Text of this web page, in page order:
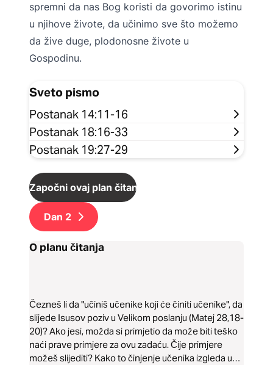
spremni da nas Bog koristi da govorimo istinu
u njihove živote, da učinimo sve što možemo
da žive duge, plodonosne živote u
Gospodinu.
Sveto pismo
Postanak 14:11-16
Postanak 18:16-33
Postanak 19:27-29
Započni ovaj plan čitanja
Dan 2
O planu čitanja
Čezneš li da "učiniš učenike koji će činiti učenike", da
slijede Isusov poziv u Velikom poslanju (Matej 28,18-
20)? Ako jesi, možda si primjetio da može biti teško
naći prave primjere za ovu zadaću. Čije primjere
možeš slijediti? Kako to činjenje učenika izgleda u